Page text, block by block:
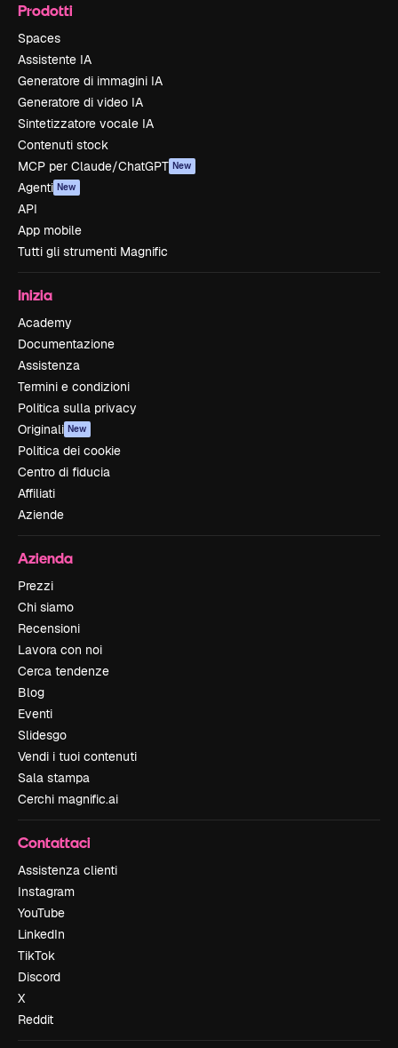
Prodotti
Spaces
Assistente IA
Generatore di immagini IA
Generatore di video IA
Sintetizzatore vocale IA
Contenuti stock
MCP per Claude/ChatGPT New
Agenti New
API
App mobile
Tutti gli strumenti Magnific
Inizia
Academy
Documentazione
Assistenza
Termini e condizioni
Politica sulla privacy
Originali New
Politica dei cookie
Centro di fiducia
Affiliati
Aziende
Azienda
Prezzi
Chi siamo
Recensioni
Lavora con noi
Cerca tendenze
Blog
Eventi
Slidesgo
Vendi i tuoi contenuti
Sala stampa
Cerchi magnific.ai
Contattaci
Assistenza clienti
Instagram
YouTube
LinkedIn
TikTok
Discord
X
Reddit